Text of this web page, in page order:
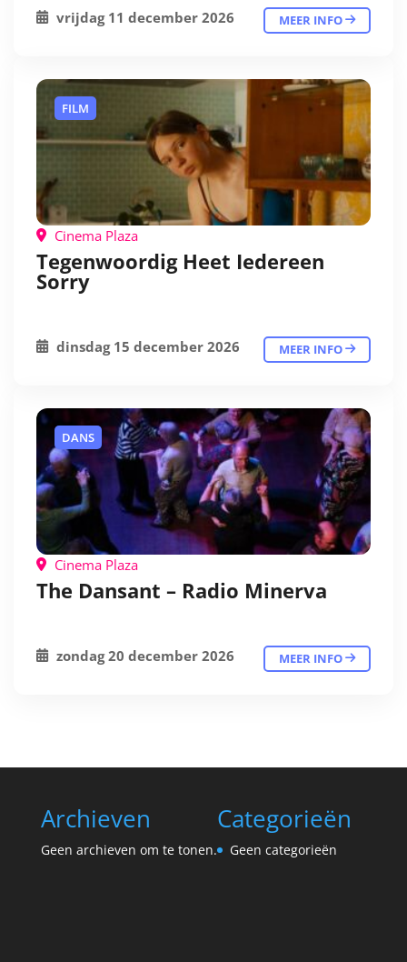
vrijdag 11 december 2026 MEER INFO
FILM
Cinema Plaza
Tegenwoordig Heet Iedereen
Sorry
dinsdag 15 december 2026 MEER INFO
DANS
Cinema Plaza
The Dansant – Radio Minerva
zondag 20 december 2026 MEER INFO
Archieven
Geen archieven om te tonen.
Categorieën
Geen categorieën